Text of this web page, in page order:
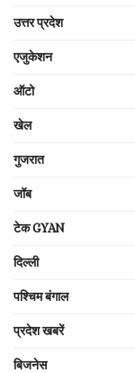
उत्तर प्रदेश
एजुकेशन
ऑटो
खेल
गुजरात
जॉब
टेक GYAN
दिल्ली
पश्चिम बंगाल
प्रदेश खबरें
बिजनेस